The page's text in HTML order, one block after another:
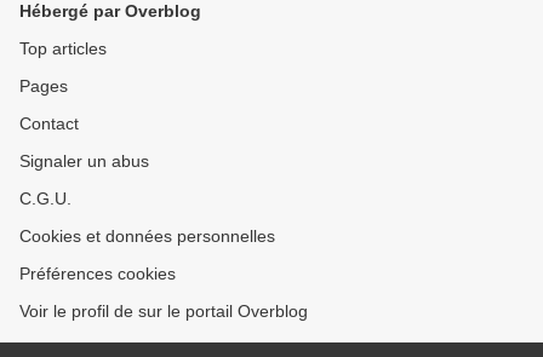
Hébergé par Overblog
Top articles
Pages
Contact
Signaler un abus
C.G.U.
Cookies et données personnelles
Préférences cookies
Voir le profil de sur le portail Overblog